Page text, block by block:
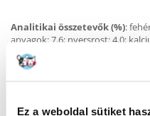
Ez a weboldal sütiket
Analitikai összetevők (%):
anyagok: 7,6; nyersrost: 4,0;
omega-6 zsírsavak: 2,3 mg/kg.
Ajánlott napi